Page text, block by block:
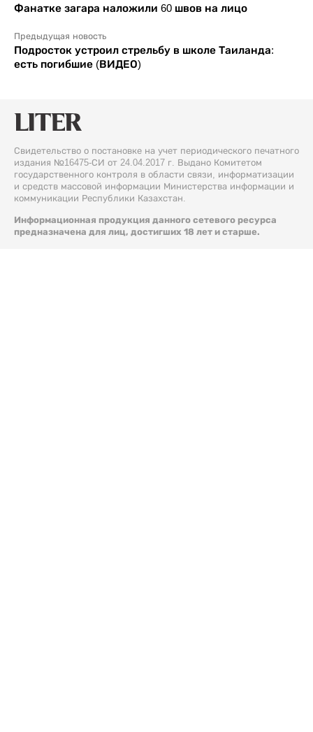
Фанатке загара наложили 60 швов на лицо
Предыдущая новость
Подросток устроил стрельбу в школе Таиланда:
есть погибшие (ВИДЕО)
Свидетельство о постановке на учет периодического печатного
издания №16475-СИ от 24.04.2017 г. Выдано Комитетом
государственного контроля в области связи, информатизации
и средств массовой информации Министерства информации и
коммуникации Республики Казахстан.
Информационная продукция данного сетевого ресурса
предназначена для лиц, достигших 18 лет и старше.